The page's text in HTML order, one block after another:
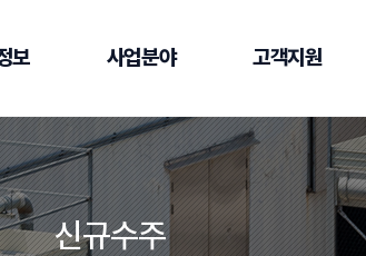
보 사업분야 고객지원
신규수주